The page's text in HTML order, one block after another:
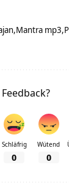
Mantra mp3
Schläfrig
0
Wütend
0